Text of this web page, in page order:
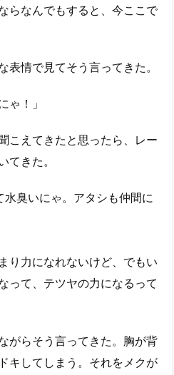
らなんでもすると、今ここで
情で見てそう言ってきた。
ゃ！」
こえてきたと思ったら、レー
てきた。
水臭いにゃ。アタシも仲間に
り力になれないけど、でもい
って、テツヤの力になるって
がらそう言ってきた。胸が背
キしてしまう。それをメクが